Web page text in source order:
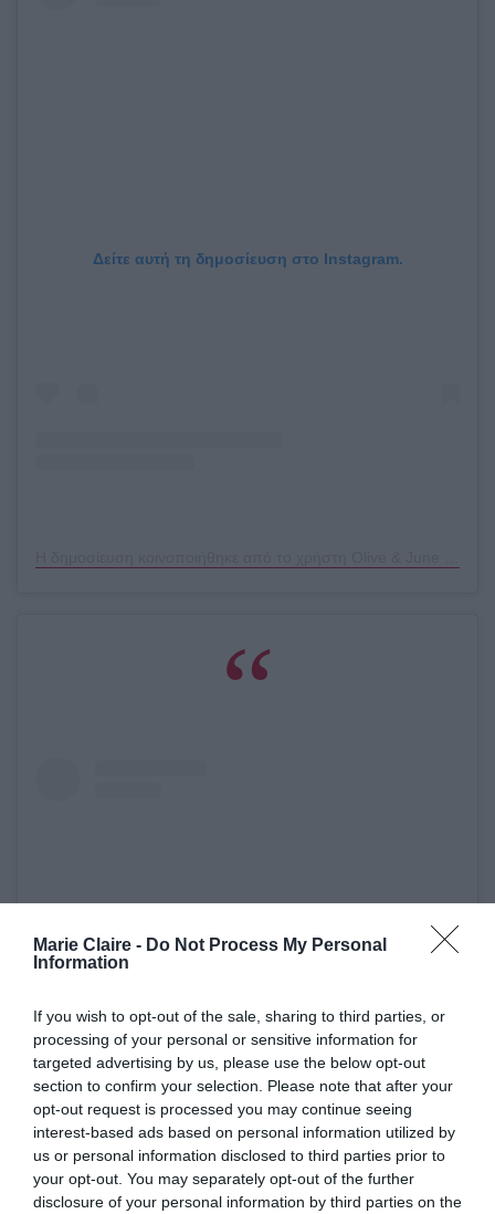
Marie Claire - Do Not Process My Personal
Information
If you wish to opt-out of the sale, sharing to third parties, or
processing of your personal or sensitive information for
targeted advertising by us, please use the below opt-out
section to confirm your selection. Please note that after your
opt-out request is processed you may continue seeing
interest-based ads based on personal information utilized by
us or personal information disclosed to third parties prior to
your opt-out. You may separately opt-out of the further
disclosure of your personal information by third parties on the
Δείτε αυτή τη δημοσίευση στο Instagram.
Δείτε αυτή τη δημοσίευση στο Instagram.